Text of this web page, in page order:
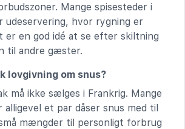
Mange spisesteder i
udeservering, hvor rygning er
er en god idé at se efter skiltning
til andre gæster.
lovgivning om snus?
må ikke sælges i Frankrig. Mange
alligevel et par dåser snus med til
mængder til personligt forbrug